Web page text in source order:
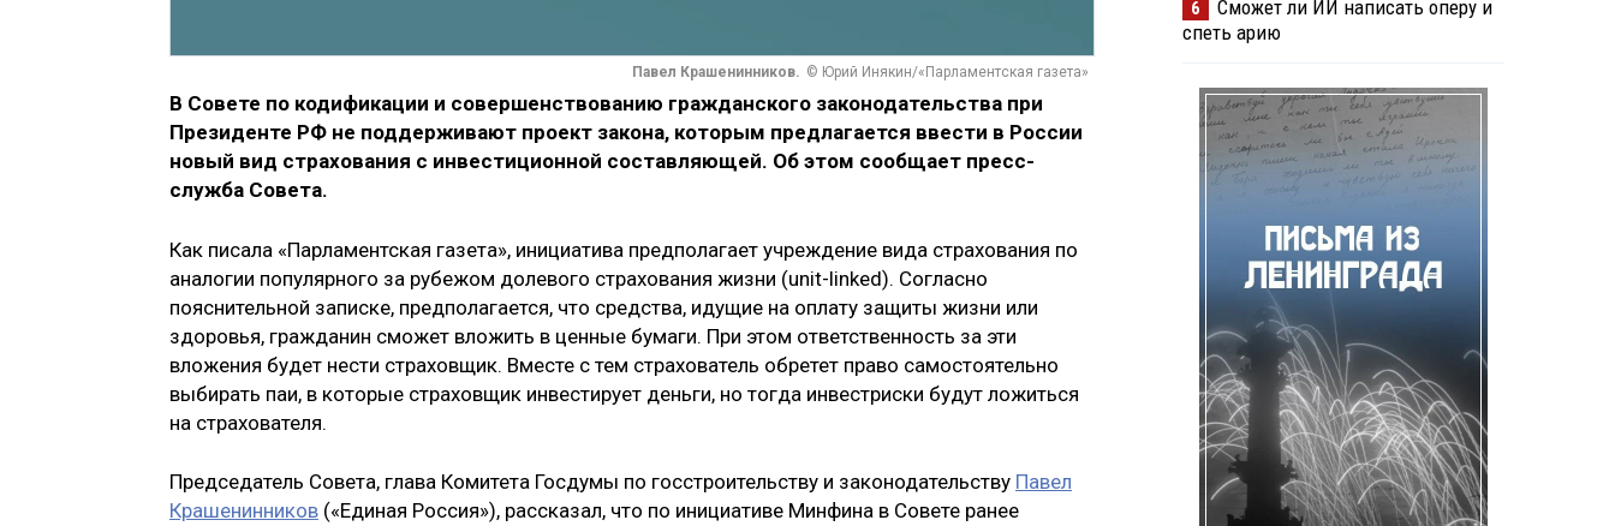
Павел Крашенинников. © Юрий Инякин/«Парламентская газета»
В Совете по кодификации и совершенствованию гражданского законодательства при
Президенте РФ не поддерживают проект закона, которым предлагается ввести в России
новый вид страхования с инвестиционной составляющей. Об этом сообщает пресс-
служба Совета.
Как писала «Парламентская газета», инициатива предполагает учреждение вида страхования по
аналогии популярного за рубежом долевого страхования жизни (unit-linked). Согласно
пояснительной записке, предполагается, что средства, идущие на оплату защиты жизни или
здоровья, гражданин сможет вложить в ценные бумаги. При этом ответственность за эти
вложения будет нести страховщик. Вместе с тем страхователь обретет право самостоятельно
выбирать паи, в которые страховщик инвестирует деньги, но тогда инвестриски будут ложиться
на страхователя.
Председатель Совета, глава Комитета Госдумы по госстроительству и законодательству Павел
Крашенинников («Единая Россия»), рассказал, что по инициативе Минфина в Совете ранее
6
Сможет ли ИИ написать оперу и
спеть арию